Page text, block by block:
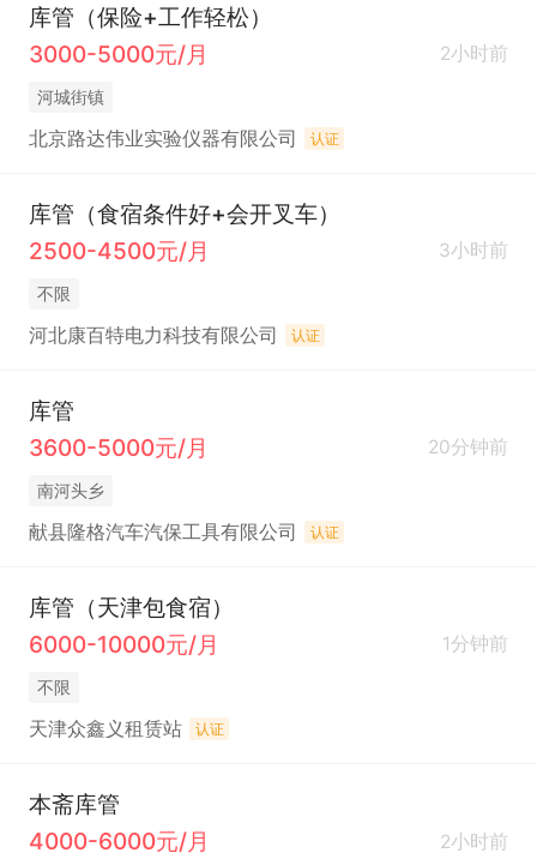
库管（保险+工作轻松）
3000-5000元/月
2小时前
河城街镇
北京路达伟业实验仪器有限公司 认证
库管（食宿条件好+会开叉车）
2500-4500元/月
3小时前
不限
河北康百特电力科技有限公司 认证
库管
3600-5000元/月
20分钟前
南河头乡
献县隆格汽车汽保工具有限公司 认证
库管（天津包食宿）
6000-10000元/月
1分钟前
不限
天津众鑫义租赁站 认证
本斋库管
4000-6000元/月
2小时前